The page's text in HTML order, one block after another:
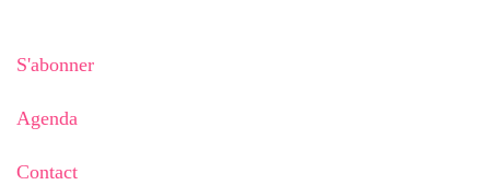
S'abonner
Agenda
Contact